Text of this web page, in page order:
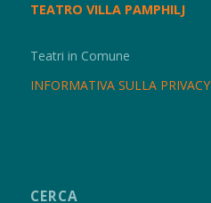
TEATRO VILLA PAMPHILJ
Teatri in Comune
INFORMATIVA SULLA PRIVACY
CERCA